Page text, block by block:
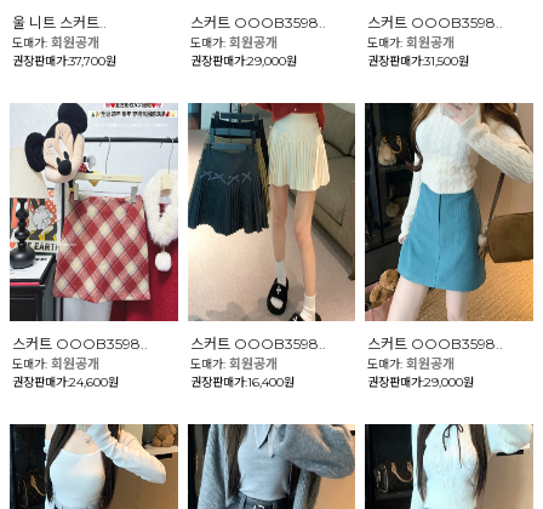
울 니트 스커트..
도매가: 회원공개
권장판매가:37,700원
스커트 OOOB3598..
도매가: 회원공개
권장판매가:29,000원
스커트 OOOB3598..
도매가:회원공개
권장판매가:31,500원
스커트 OOOB3598..
도매가: 회원공개
권장판매가:24,600원
스커트 OOOB3598..
도매가: 회원공개
권장판매가:16,400원
스커트 OOOB3598..
도매가:회원공개
권장판매가:29,000원